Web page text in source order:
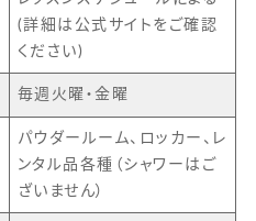
(詳細は公式サイトをご確認
ください)
毎週火曜・金曜
パウダールーム、ロッカー、レ
ンタル品各種（シャワーはご
ざいません）